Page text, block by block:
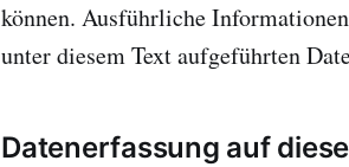
können. Ausführliche
unter diesem Text aufgeführten
Datenerfassung auf